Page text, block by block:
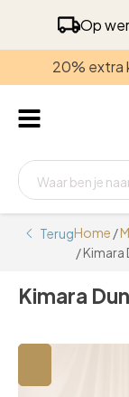
Op
20% extra
TerugHome /
/ Kimara
Kimara